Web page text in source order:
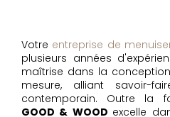
Votre entreprise de
plusieurs années
maîtrise dans la
mesure, alliant savoir-
contemporain. Outre la
GOOD & WOOD excelle